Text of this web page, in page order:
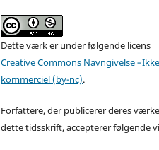
Dette værk er under følgende licens
Creative Commons Navngivelse
kommerciel (by-nc).
Forfattere, der publicerer deres
dette tidsskrift, accepterer følgende